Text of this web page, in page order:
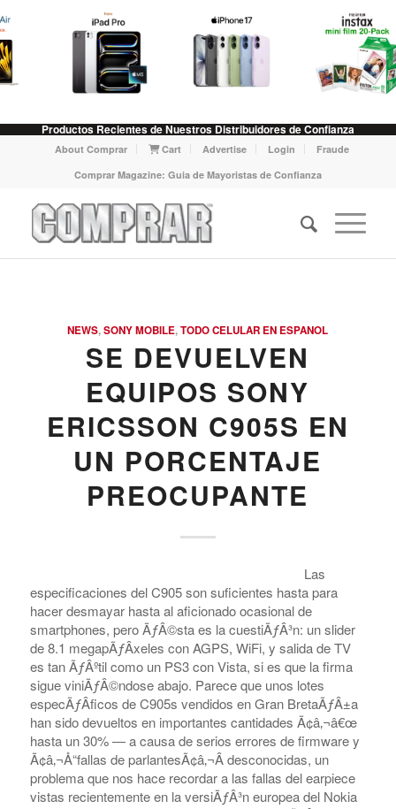
Productos Recientes de Nuestros Distribuidores de Confianza
About Comprar Cart Advertise Login
Fraude
Comprar Magazine: Guia de Mayoristas de Confianza
NEWS,SONY MOBILE,TODO CELULAR EN ESPANOL
SE DEVUELVEN
EQUIPOS SONY
ERICSSON C905S EN
UN PORCENTAJE
PREOCUPANTE
Las
especificaciones del C905 son suficientes hasta para
hacer desmayar hasta al aficionado ocasional de
smartphones, pero ÃƒÂ©sta es la cuestiÃƒÂ³n: un slider
de 8.1 megapÃƒÂ­xeles con AGPS, WiFi, y salida de TV
es tan ÃƒÂºtil como un PS3 con Vista, si es que la firma
sigue viniÃƒÂ©ndose abajo. Parece que unos lotes
especÃƒÂ­ficos de C905s vendidos en Gran BretaÃƒÂ±a
han sido devueltos en importantes cantidades Ã¢â‚¬â€œ
hasta un 30% — a causa de serios errores de firmware y
Ã¢â‚¬Å“fallas de parlantesÃ¢â‚¬Â desconocidas, un
problema que nos hace recordar a las fallas del earpiece
vistas recientemente en la versiÃƒÂ³n europea del Nokia